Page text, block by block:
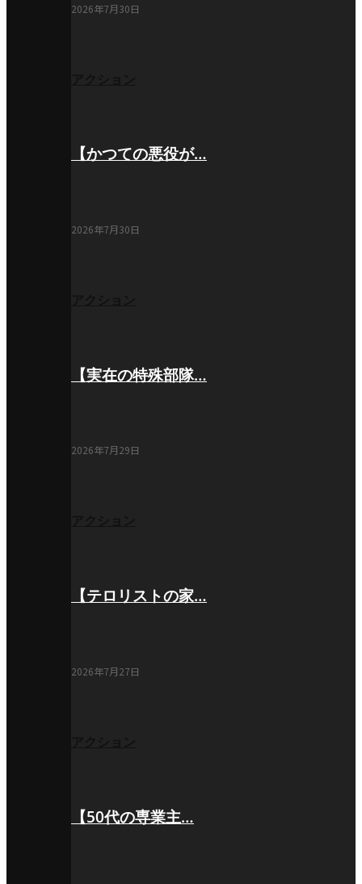
2026年7月30日
【かつての悪役が…
2026年7月30日
【実在の特殊部隊…
2026年7月29日
【テロリストの家…
2026年7月27日
【50代の専業主…